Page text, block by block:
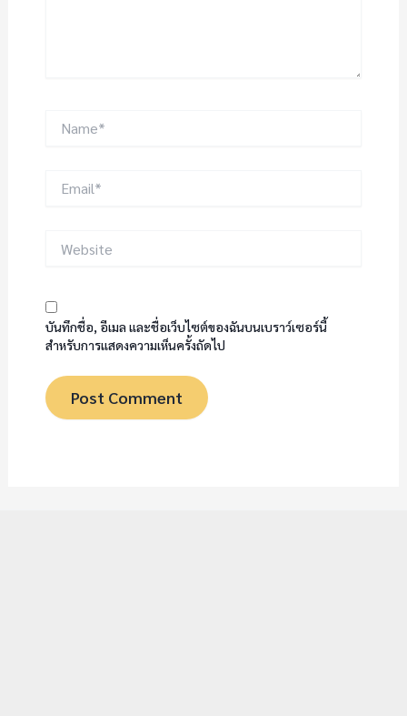
บันทึกชื่อ, อีเมล และชื่อเว็บไซต์ของฉันบนเบราว์เซอร์นี้
สำหรับการแสดงความเห็นครั้งถัดไป